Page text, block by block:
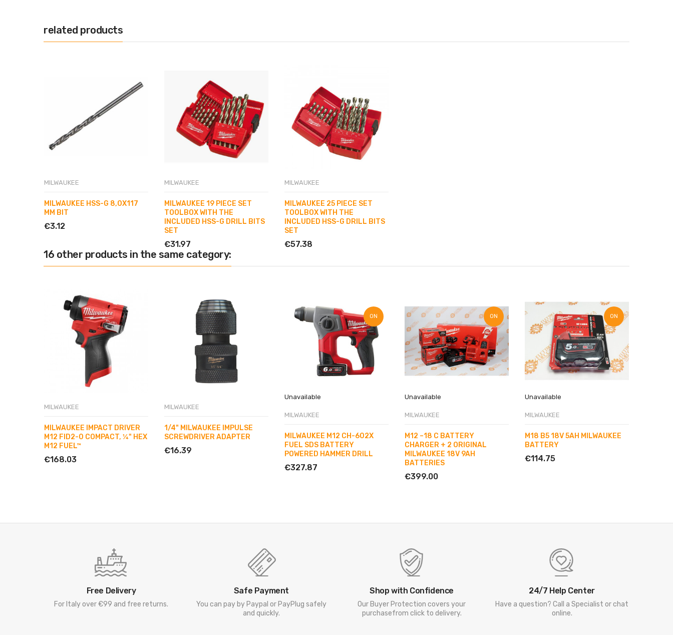
related products
MILWAUKEE
MILWAUKEE HSS-G 8,0X117
MM BIT
€3.12
MILWAUKEE
MILWAUKEE 19 PIECE SET
TOOLBOX WITH THE
INCLUDED HSS-G DRILL BITS
SET
€31.97
MILWAUKEE
MILWAUKEE 25 PIECE SET
TOOLBOX WITH THE
INCLUDED HSS-G DRILL BITS
SET
€57.38
16 other products in the same category:
MILWAUKEE
MILWAUKEE IMPACT DRIVER
M12 FID2-0 COMPACT, ¼" HEX
M12 FUEL™
€168.03
MILWAUKEE
1/4" MILWAUKEE IMPULSE
SCREWDRIVER ADAPTER
€16.39
ON
SALE!
Unavailable
MILWAUKEE
MILWAUKEE M12 CH-602X
FUEL SDS BATTERY
POWERED HAMMER DRILL
€327.87
ON
SALE!
Unavailable
MILWAUKEE
M12 –18 C BATTERY
CHARGER + 2 ORIGINAL
MILWAUKEE 18V 9AH
BATTERIES
€399.00
ON
Unavailable
MILWAUKEE
M18 B5 18V 5AH MILWAUKEE
BATTERY
€114.75
Free Delivery
For Italy over €99 and free returns.
Safe Payment
You can pay by Paypal or PayPlug safely
and quickly.
Shop with Confidence
Our Buyer Protection covers your
purchasefrom click to delivery.
24/7 Help Center
Have a question? Call a Specialist or chat
online.